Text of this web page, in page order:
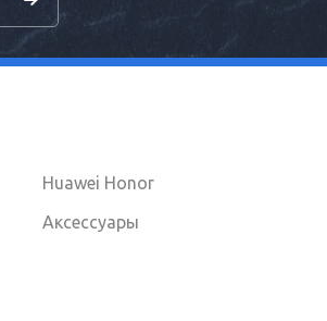
Huawei Honor
Аксессуары